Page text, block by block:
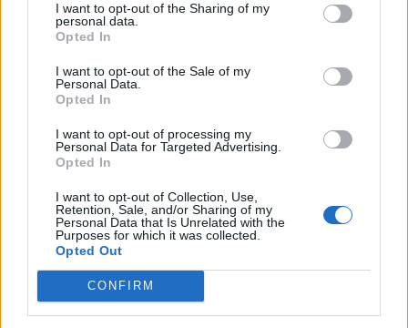
I want to opt-out of the Sharing of my
personal data.
Opted In
I want to opt-out of the Sale of my
Personal Data.
Opted In
I want to opt-out of processing my
Personal Data for Targeted Advertising.
Opted In
I want to opt-out of Collection, Use,
Retention, Sale, and/or Sharing of my
Personal Data that Is Unrelated with the
Purposes for which it was collected.
Opted Out
CONFIRM
Έναρξη Προηγούμενο 1 2 4
ΕΠΑΓΓΕΛΜΑΤΙΕΣ ΥΓΕΙΑΣ